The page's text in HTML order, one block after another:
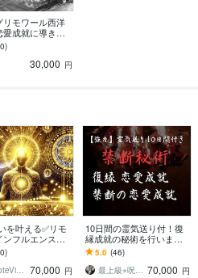
リモワール西洋
成就に導きま
掴む禁断の秘
たの恋を叶え
30,000 円
を叶える✅リモ
フルエンスま
復縁、仕事、
び、縁切り
報告有り
RemoteViewer導与✅ 70,000 円
10日間の霊気送り付！復
縁成就の秘術を行います
言葉にならない苦しみや
悩みを丁寧にひも解いて
解決に導きます。
5.0 (46)
最上級⭐︎呪術代行 呪吏師 霧島稔 70,000 円